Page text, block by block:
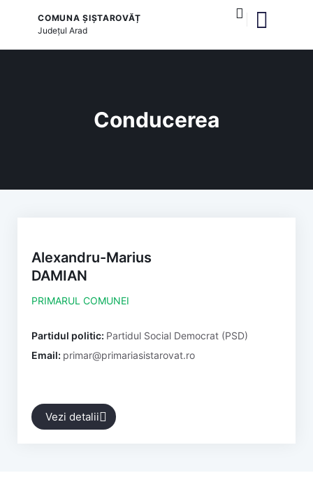
COMUNA ȘIȘTAROVĂȚ
JudețulArad
Conducerea
Alexandru-Marius
DAMIAN
PRIMARUL COMUNEI
Partidul politic: Partidul Social Democrat (PSD)
Email: primar@primariasistarovat.ro
Vezi detalii